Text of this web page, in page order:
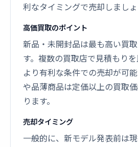
利なタイミングで売却しましょ
高価買取のポイント
新品・未開封品は最も高い買
す。複数の買取店で見積もりを
より有利な条件での売却が可
や品薄商品は定価以上の買取
ります。
売却タイミング
一般的に、新モデル発表前は